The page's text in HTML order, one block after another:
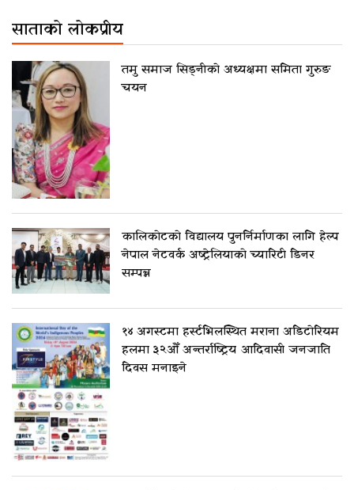
साताको लोकप्रीय
तमु समाज सिड्नीको अध्यक्षमा समिता गुरुङ
चयन
कालिकोटको विद्यालय पुनर्निर्माणका लागि हेल्प
नेपाल नेटवर्क अष्ट्रेलियाको च्यारिटी डिनर
सम्पन्न
१४ अगस्टमा हर्स्टभिलस्थित मराना अडिटोरियम
हलमा ३२औँ अन्तर्राष्ट्रिय आदिवासी जनजाति
दिवस मनाइने